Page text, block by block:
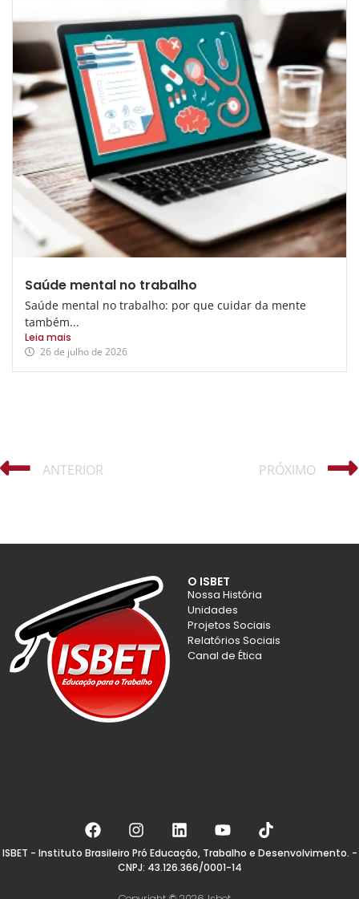
Saúde mental no trabalho
Saúde mental no trabalho: por que cuidar da mente
também...
Leia mais
26 de julho de 2026
ANTERIOR PRÓXIMO
O ISBET
Nossa História
Unidades
Projetos Sociais
Relatórios Sociais
Canal de Ética
ISBET - Instituto Brasileiro Pró Educação, Trabalho e Desenvolvimento. -
CNPJ: 43.126.366/0001-14